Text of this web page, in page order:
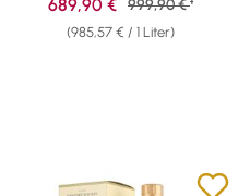
(985,57 € / 1 Liter)
689,90 € Regulärer Preis:
999,90 €